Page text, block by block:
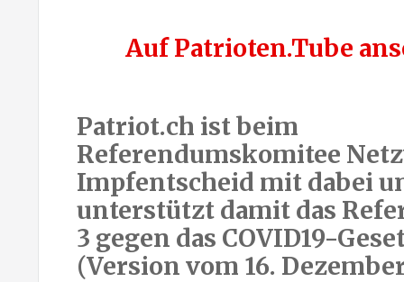
Auf Patrioten.Tube
Patriot.ch ist beim
Referendumskomitee
Impfentscheid mit dabei
unterstützt damit das
3 gegen das COVID19-
(Version vom 16.